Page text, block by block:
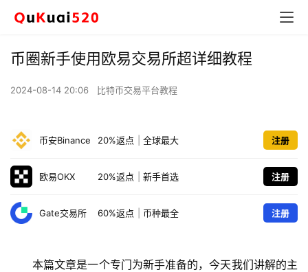
币圈新手使用欧易交易所超详细教程
2024-08-14 20:06 比特币交易平台教程
币安Binance 20%返点 全球最大 注册
欧易OKX 20%返点 新手首选 注册
Gate交易所 60%返点 币种最全 注册
本篇文章是一个专门为新手准备的，今天我们讲解的主